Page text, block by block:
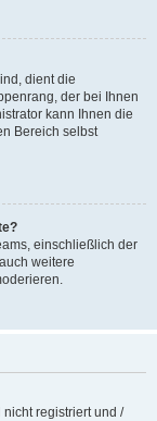
dient die
der bei Ihnen
kann Ihnen die
Bereich selbst
einschließlich der
weitere
registriert und /